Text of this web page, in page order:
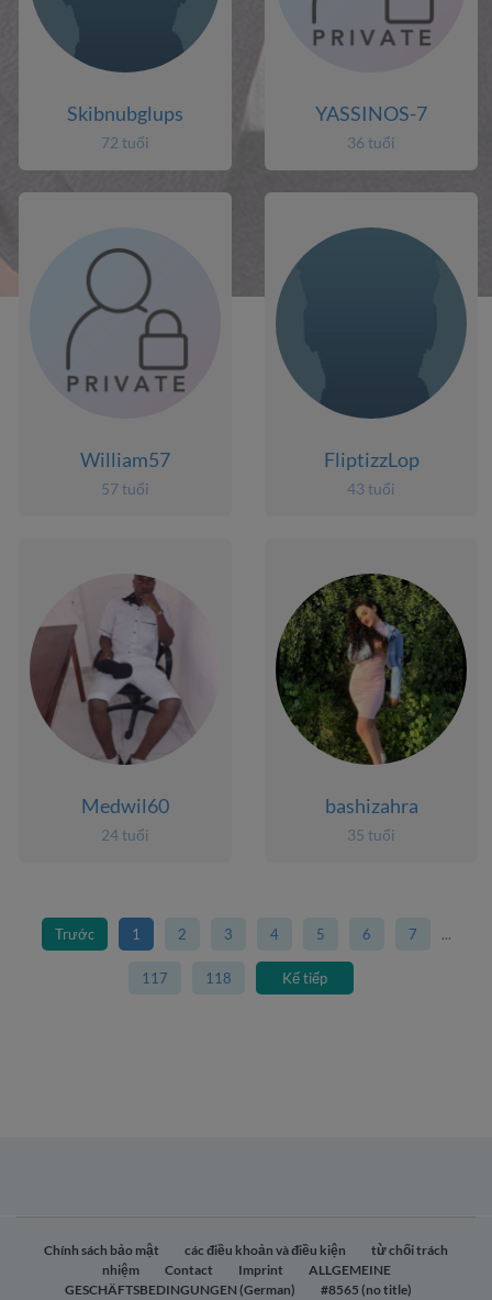
Skibnubglups
72 tuổi
YASSINOS-7
36 tuổi
William57
57 tuổi
FliptizzLop
43 tuổi
Medwil60
24 tuổi
bashizahra
35 tuổi
Trước 1 2 3 4 5 6 7 ...
117 118 Kế tiếp
Chính sách bảo mật các điều khoản và điều kiện
từ chối trách
nhiệm
Contact Imprint
ALLGEMEINE
GESCHÄFTSBEDINGUNGEN (German)
#8565 (no title)